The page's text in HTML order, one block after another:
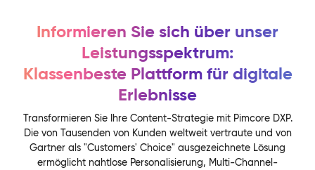
Informieren Sie sich über unser
Leistungsspektrum:
Klassenbeste Plattform für digitale
Erlebnisse
Transformieren Sie Ihre Content-Strategie mit Pimcore DXP.
Die von Tausenden von Kunden weltweit vertraute und von
Gartner als "Customers' Choice" ausgezeichnete Lösung
ermöglicht nahtlose Personalisierung, Multi-Channel-